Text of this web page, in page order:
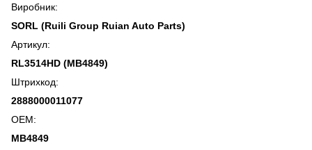
Виробник:
SORL (Ruili Group Ruian Auto Parts)
Артикул:
RL3514HD (MB4849)
Штрихкод:
2888000011077
OEM:
MB4849